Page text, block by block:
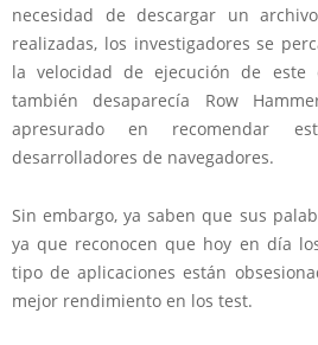
necesidad de descargar un
realizadas, los investigadores se
la velocidad de ejecución de este
también desaparecía Row
apresurado en recomendar
desarrolladores de navegadores.
Sin embargo, ya saben que sus
ya que reconocen que hoy en día
tipo de aplicaciones están
mejor rendimiento en los test.